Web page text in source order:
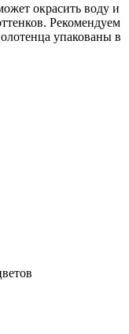
окрасить воду и
Рекомендуем
упакованы в